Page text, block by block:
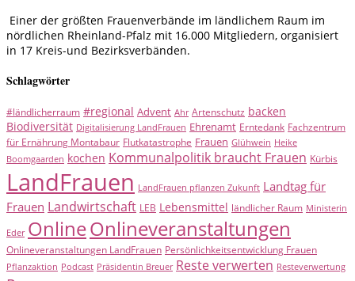
Einer der größten Frauenverbände im ländlichem Raum im
nördlichen Rheinland-Pfalz mit 16.000 Mitgliedern, organisiert
in 17 Kreis-und Bezirksverbänden.
Schlagwörter
#ländlicherraum #regional Advent Ahr Artenschutz backen
Biodiversität Digitalisierung LandFrauen Ehrenamt Erntedank Fachzentrum
für Ernährung Montabaur Flutkatastrophe Frauen Glühwein Heike
Boomgaarden kochen Kommunalpolitik braucht Frauen Kürbis
LandFrauen LandFrauen pflanzen Zukunft Landtag für
Frauen Landwirtschaft LEB Lebensmittel ländlicher Raum Ministerin
Eder OnlineOnlineveranstaltungen
Onlineveranstaltungen LandFrauen Persönlichkeitsentwicklung Frauen
Pflanzaktion Podcast Präsidentin Breuer Reste verwerten Resteverwertung